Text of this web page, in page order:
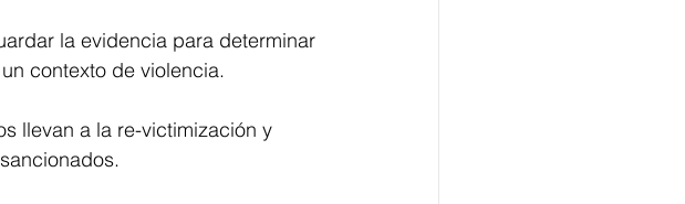
la evidencia para determinar
contexto de violencia.
llevan a la re-victimización y